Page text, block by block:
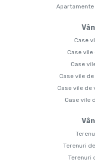
Apartamente
Case
Case
Case
Case vile
Case vile de
Case vile
Terenuri
Terenuri